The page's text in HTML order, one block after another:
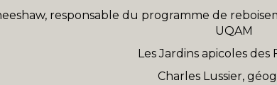
responsable du programme de
UQAM
Les Jardins apicoles des
Charles Lussier,